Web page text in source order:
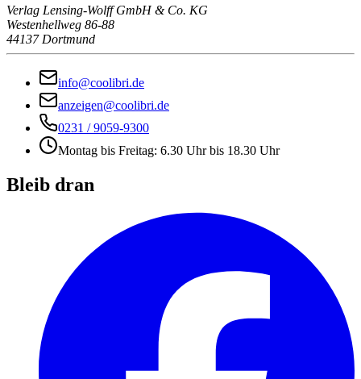
Verlag Lensing-Wolff GmbH & Co. KG
Westenhellweg 86-88
44137 Dortmund
info@coolibri.de
anzeigen@coolibri.de
0231 / 9059-9300
Montag bis Freitag: 6.30 Uhr bis 18.30 Uhr
Bleib dran